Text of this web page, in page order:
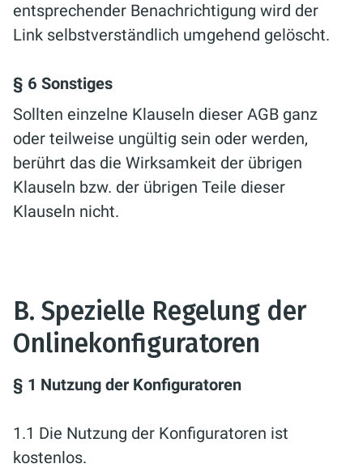
entsprechender Benachrichtigung wird der
Link selbstverständlich umgehend gelöscht.
§ 6 Sonstiges
Sollten einzelne Klauseln dieser AGB ganz
oder teilweise ungültig sein oder werden,
berührt das die Wirksamkeit der übrigen
Klauseln bzw. der übrigen Teile dieser
Klauseln nicht.
B. Spezielle Regelung der
Onlinekonfiguratoren
§ 1 Nutzung der Konfiguratoren
1.1 Die Nutzung der Konfiguratoren ist
kostenlos.